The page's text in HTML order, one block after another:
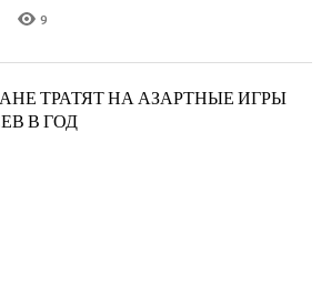
9